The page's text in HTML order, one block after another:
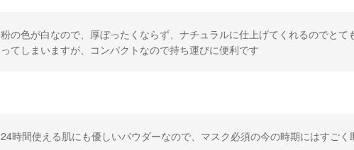
粉の色が白なので、厚ぼったくならず、ナチュラルに仕上げてくれるのでと
ってしまいますが、コンパクトなので持ち運びに便利です
24時間使える肌にも優しいパウダーなので、マスク必須の今の時期にはすごく